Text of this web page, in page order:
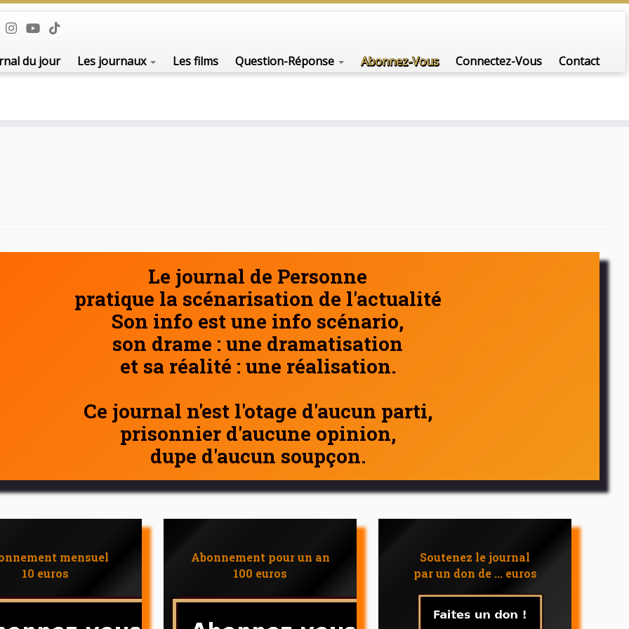
du jour Les journaux Les films Question-Réponse Abonnez-Vous Connectez-Vous Contact
Le journal de Personne
pratique la scénarisation de l'actualité
Son info est une info scénario,
son drame : une dramatisation
et sa réalité : une réalisation.
Ce journal n'est l'otage d'aucun parti,
prisonnier d'aucune opinion,
dupe d'aucun soupçon.
mensuel
10 euros
Abonnement pour un an
100 euros
Soutenez le journal
par un don de ... euros